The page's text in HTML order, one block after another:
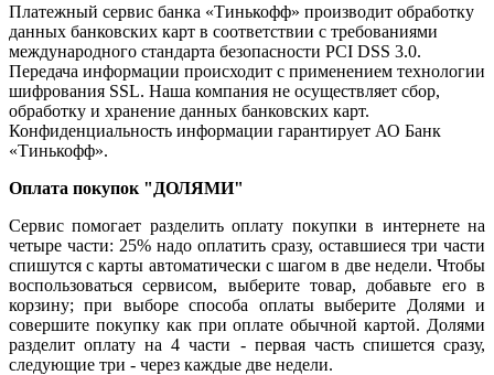
Платежный сервис банка «Тинькофф» производит обработку
данных банковских карт в соответствии с требованиями
международного стандарта безопасности PCI DSS 3.0.
Передача информации происходит с применением технологии
шифрования SSL. Наша компания не осуществляет сбор,
обработку и хранение данных банковских карт.
Конфиденциальность информации гарантирует АО Банк
«Тинькофф».
Оплата покупок "ДОЛЯМИ"
Сервис помогает разделить оплату покупки в интернете на
четыре части: 25% надо оплатить сразу, оставшиеся три части
спишутся с карты автоматически с шагом в две недели. Чтобы
воспользоваться сервисом, выберите товар, добавьте его в
корзину; при выборе способа оплаты выберите Долями и
совершите покупку как при оплате обычной картой. Долями
разделит оплату на 4 части - первая часть спишется сразу,
следующие три - через каждые две недели.